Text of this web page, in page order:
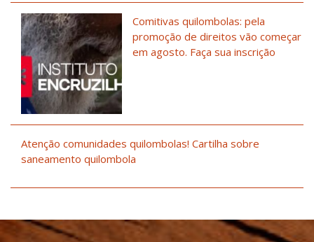
Comitivas quilombolas: pela
promoção de direitos vão começar
em agosto. Faça sua inscrição
Atenção comunidades quilombolas! Cartilha sobre
saneamento quilombola